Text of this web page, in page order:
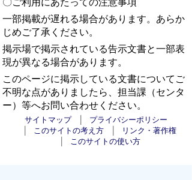
〇ご利用にあたっての注意事項
一部掲載が遅れる場合があります。あらか
じめご了承ください。
掲示場で掲示されている告示文書と一部表
現が異なる場合があります。
このページに掲示している文書についてご
不明な点がありましたら、担当課（センタ
ー）等へお問い合わせください。
サイトマップ
プライバシーポリシー
このサイトの考え方
リンク・著作権
このサイトの使い方